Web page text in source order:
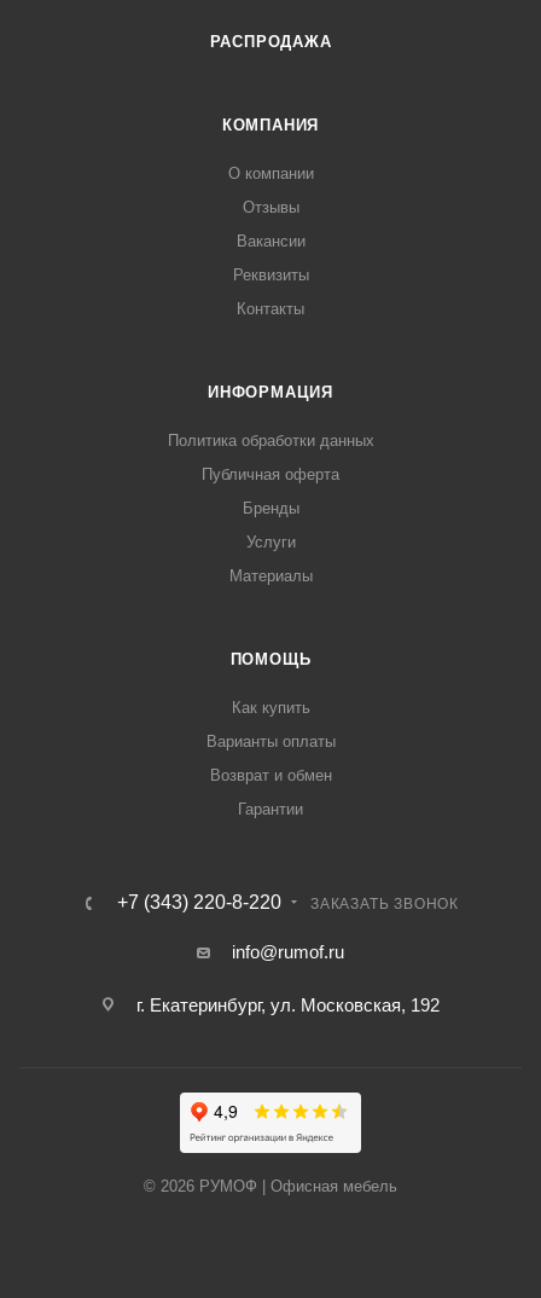
РАСПРОДАЖА
КОМПАНИЯ
О компании
Отзывы
Вакансии
Реквизиты
Контакты
ИНФОРМАЦИЯ
Политика обработки данных
Публичная оферта
Бренды
Услуги
Материалы
ПОМОЩЬ
Как купить
Варианты оплаты
Возврат и обмен
Гарантии
+7 (343) 220-8-220 ЗАКАЗАТЬ ЗВОНОК
info@rumof.ru
г. Екатеринбург, ул. Московская, 192
© 2026 РУМОФ | Офисная мебель